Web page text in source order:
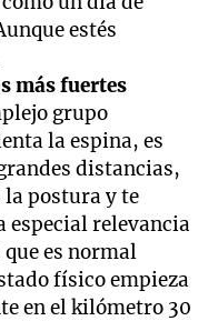
estés
más fuertes
grupo
la espina, es
distancias,
la postura y te
especial relevancia
es normal
físico empieza
en el kilómetro 30